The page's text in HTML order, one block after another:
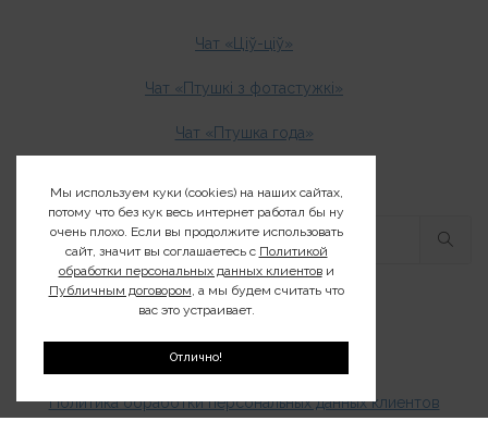
Чат «Ціў-ціў»
Чат «Птушкі з фотастужкі»
Чат «Птушка года»
О нас
Контакты
Политика обработки персональных данных клиентов
Мы используем куки (cookies) на наших сайтах,
потому что без кук весь интернет работал бы ну
очень плохо. Если вы продолжите использовать
сайт, значит вы соглашаетесь с Политикой
обработки персональных данных клиентови
Публичным договором, а мы будем считать что
вас это устраивает.
Отлично!